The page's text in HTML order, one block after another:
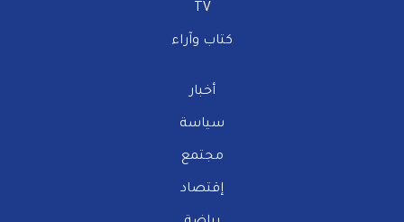
TV
كتاب وآراء
أخبار
سياسة
مجتمع
إقتصاد